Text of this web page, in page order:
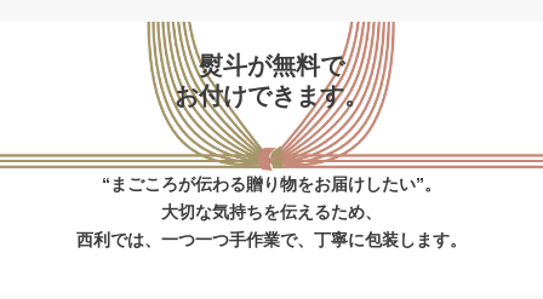
熨斗が無料で
お付けできます。
“まごころが伝わる贈り物をお届けしたい”。
大切な気持ちを伝えるため、
西利では、一つ一つ手作業で、丁寧に包装します。